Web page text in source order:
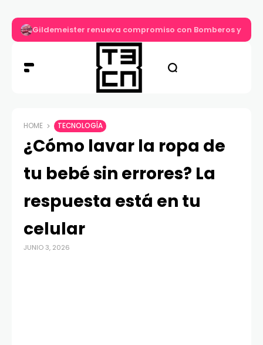
Gildemeister renueva compromiso con Bomberos y
HOME TECNOLOGÍA
¿Cómo lavar la ropa de
tu bebé sin errores? La
respuesta está en tu
celular
JUNIO 3, 2026